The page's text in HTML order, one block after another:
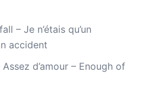
– Je n’étais qu’un
accident
d’amour – Enough of